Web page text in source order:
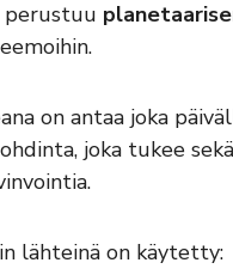
perustuu
on antaa joka
joka tukee
lähteinä on käytetty: